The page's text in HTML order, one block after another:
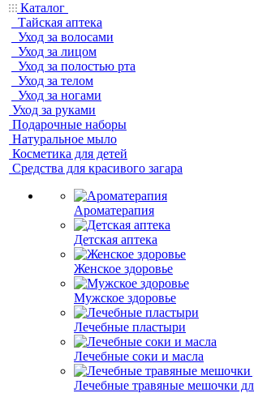
Каталог
Тайская аптека
Уход за волосами
Уход за лицом
Уход за полостью рта
Уход за телом
Уход за ногами
Уход за руками
Подарочные наборы
Натуральное мыло
Косметика для детей
Средства для красивого загара
Ароматерапия
Детская аптека
Женское здоровье
Мужское здоровье
Лечебные пластыри
Лечебные соки и масла
Лечебные травяные мешочки